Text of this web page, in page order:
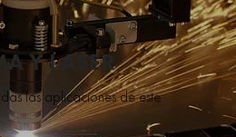
las aplicaciones de este
Y LASER